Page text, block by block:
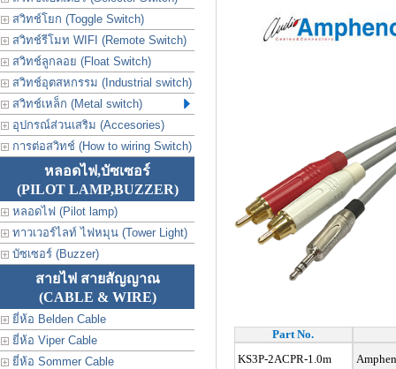
สวิทช์โยก (Toggle Switch)
สวิทช์รีโมท WIFI (Remote Switch)
สวิทช์ลูกลอย (Float Switch)
สวิทช์อุตสหกรรม (Industrial switch)
สวิทช์เหล็ก (Metal switch)
อุปกรณ์ส่วนเสริม (Accesories)
การต่อสวิทช์ (How to wiring Switch)
หลอดไฟ,บัซเซอร์
(PILOT LAMP,BUZZER)
หลอดไฟ (Pilot lamp)
ทาวเวอร์ไลท์ ไฟหมุน (Tower Light)
บัซเซอร์ (Buzzer)
สายไฟ สายสัญญาณ
(CABLE & WIRE)
ยี่ห้อ Belden Cable
ยี่ห้อ Viper Cable
ยี่ห้อ Sommer Cable
Part No.
KS3P-2ACPR-1.0m